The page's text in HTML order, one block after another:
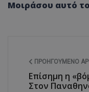
Μοιράσου αυτό
ΠΡΟΗΓΟΎΜΕΝΟ
Επίσημη η
Στον